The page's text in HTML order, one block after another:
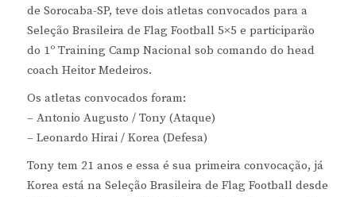
de Sorocaba-SP, teve dois atletas convocados para a
Seleção Brasileira de Flag Football 5×5 e participarão
do 1º Training Camp Nacional sob comando do head
coach Heitor Medeiros.
Os atletas convocados foram:
– Antonio Augusto / Tony (Ataque)
– Leonardo Hirai / Korea (Defesa)
Tony tem 21 anos e essa é sua primeira convocação, já
Korea está na Seleção Brasileira de Flag Football desde